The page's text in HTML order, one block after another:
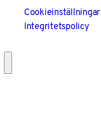
Cookieinställningar
Integritetspolicy